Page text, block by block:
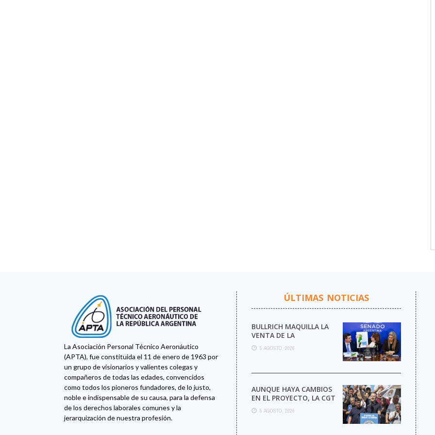
La Asociación Personal Técnico Aeronáutico
(APTA), fue constituida el 11 de enero de 1963 por
un grupo de visionarios y valientes colegas y
compañeros de todas las edades, convencidos
como todos los pioneros fundadores, de lo justo,
noble e indispensable de su causa, para la defensa
de los derechos laborales comunes y la
jerarquización de nuestra profesión.
ÚLTIMAS NOTICIAS
BULLRICH MAQUILLA LA
VENTA DE LA
ARGENTINA
5 AGOSTO, 2026
AUNQUE HAYA CAMBIOS
EN EL PROYECTO, LA CGT
MARCHA AL CONGRESO
CONTRA LA LEY DE ...
5 AGOSTO, 2026